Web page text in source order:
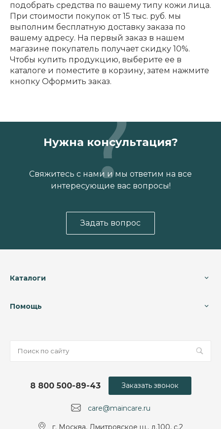
подобрать средства по вашему типу кожи лица.
При стоимости покупок от 15 тыс. руб. мы
выполним бесплатную доставку заказа по
вашему адресу. На первый заказ в нашем
магазине покупатель получает скидку 10%.
Чтобы купить продукцию, выберите ее в
каталоге и поместите в корзину, затем нажмите
кнопку Оформить заказ.
Нужна консультация?
Свяжитесь с нами и мы ответим на все
интересующие вас вопросы!
Задать вопрос
Каталоги
Помощь
care@maincare.ru
8 800 500-89-43
г. Москва, Дмитровское ш., д.100, с.2
Заказать звонок